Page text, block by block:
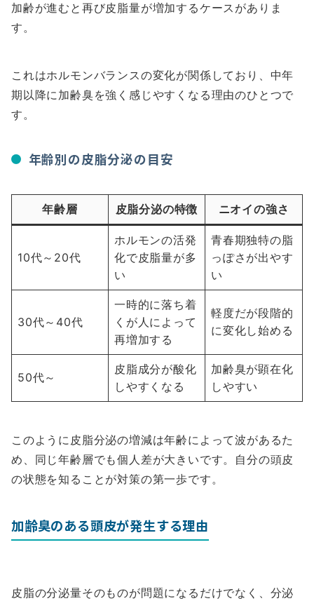
加齢が進むと再び皮脂量が増加するケースがありま
す。
これはホルモンバランスの変化が関係しており、中年
期以降に加齢臭を強く感じやすくなる理由のひとつで
す。
年齢別の皮脂分泌の目安
年齢層 皮脂分泌の特徴 ニオイの強さ
10代～20代
ホルモンの活発
化で皮脂量が多
い
青春期独特の脂
っぽさが出やす
い
30代～40代
一時的に落ち着
くが人によって
再増加する
軽度だが段階的
に変化し始める
50代～
皮脂成分が酸化
しやすくなる
加齢臭が顕在化
しやすい
このように皮脂分泌の増減は年齢によって波があるた
め、同じ年齢層でも個人差が大きいです。自分の頭皮
の状態を知ることが対策の第一歩です。
加齢臭のある頭皮が発生する理由
皮脂の分泌量そのものが問題になるだけでなく、分泌